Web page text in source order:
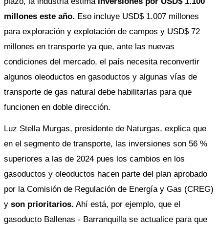
millones este año. Eso incluye USD$ 1.007 millones
para exploración y explotación de campos y USD$ 72
millones en transporte ya que, ante las nuevas
condiciones del mercado, el país necesita reconvertir
algunos oleoductos en gasoductos y algunas vías de
transporte de gas natural debe habilitarlas para que
funcionen en doble dirección.
Luz Stella Murgas, presidente de Naturgas, explica que
en el segmento de transporte, las inversiones son 56 %
superiores a las de 2024 pues los cambios en los
gasoductos y oleoductos hacen parte del plan aprobado
por la Comisión de Regulación de Energía y Gas (CREG)
y son prioritarios. Ahí está, por ejemplo, que el
gasoducto Ballenas - Barranquilla se actualice para que